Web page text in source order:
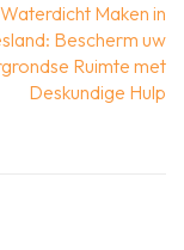
Maken in
Bescherm uw
Ruimte met
Deskundige Hulp